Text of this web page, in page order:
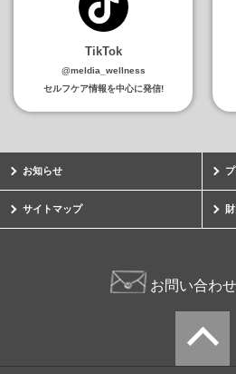
TikTok
@meldia_wellness
セルフケア情報を中心に発信!
お知らせ
サイトマップ
お問い合わ